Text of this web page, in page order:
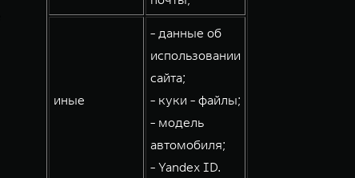
иные
- данные об
использовании
сайта;
- куки - файлы;
- модель
автомобиля;
- Yandex ID.